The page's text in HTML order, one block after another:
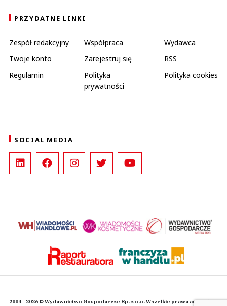
PRZYDATNE LINKI
Zespół redakcyjny Współpraca
Wydawca
Twoje konto
Zarejestruj się
RSS
Regulamin
Polityka
prywatności
Polityka cookies
SOCIAL MEDIA
2004 - 2026 © Wydawnictwo Gospodarcze Sp. z o.o. Wszelkie prawa autorskie